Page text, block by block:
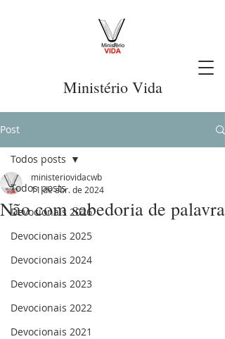
Ministério Vida
Post
Todos posts
Devocionais 2026
Devocionais 2025
Devocionais 2024
Devocionais 2023
Devocionais 2022
Devocionais 2021
Todos posts
Não com sabedoria de palavra
ministeriovidacwb
11 de abr. de 2024